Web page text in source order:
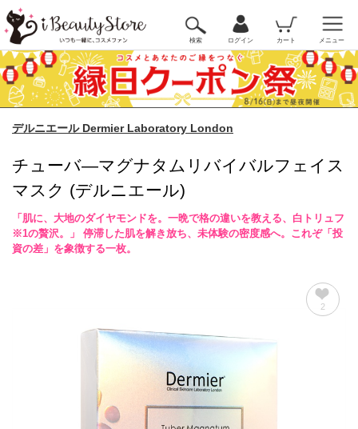
検索 ログイン カート メニュー
デルニエール Dermier Laboratory London
チューバ―マグナタムリバイバルフェイス
マスク (デルニエール)
「肌に、大地のダイヤモンドを。一晩で格の違いを教える、白トリュフ
※1の贅沢。」 停滞した肌を解き放ち、未体験の密度感へ。これぞ「投
資の差」を象徴する一枚。
2